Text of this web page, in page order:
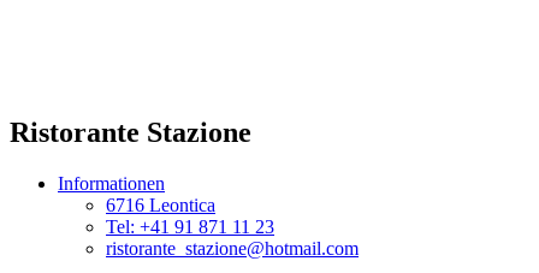
Ristorante Stazione
Informationen
6716 Leontica
Tel: +41 91 871 11 23
ristorante_stazione@hotmail.com